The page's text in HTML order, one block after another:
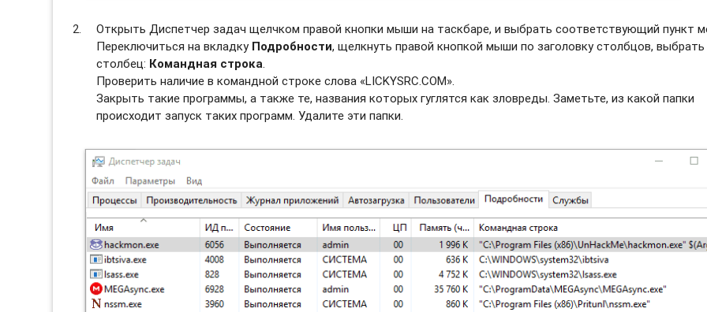
Открыть Диспетчер задач щелчком правой кнопки мыши на таскбаре, и выбрать соотвeтствующий пункт
Переключиться на вкладку Подробности, щелкнуть правой кнопкой мыши по заголовку столбцов, выбрать
столбец: Командная строка
Проверить наличие в командной строке слова «LICKYSRC.COM».
Закрыть такие программы, а также те, названия которых гуглятся как зловреды. Заметьте, из какой папки
происходит запуск таких программ. Удалите эти папки.